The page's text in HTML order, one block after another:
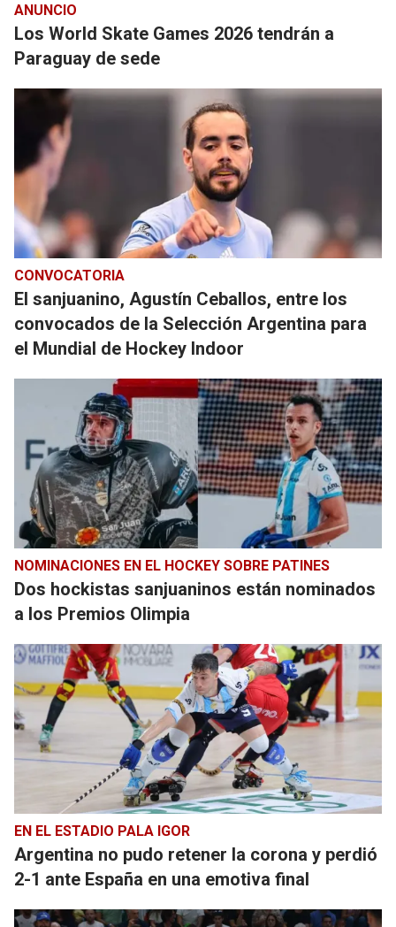
ANUNCIO
Los World Skate Games 2026 tendrán a
Paraguay de sede
CONVOCATORIA
El sanjuanino, Agustín Ceballos, entre los
convocados de la Selección Argentina para
el Mundial de Hockey Indoor
NOMINACIONES EN EL HOCKEY SOBRE PATINES
Dos hockistas sanjuaninos están nominados
a los Premios Olimpia
EN EL ESTADIO PALA IGOR
Argentina no pudo retener la corona y perdió
2-1 ante España en una emotiva final